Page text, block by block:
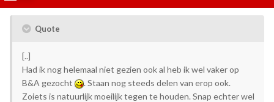
Quote
[..]
Had ik nog helemaal niet gezien ook al heb ik wel vaker op
B&A gezocht
. Staan nog steeds delen van erop ook.
Zoiets is natuurlijk moeilijk tegen te houden. Snap echter wel